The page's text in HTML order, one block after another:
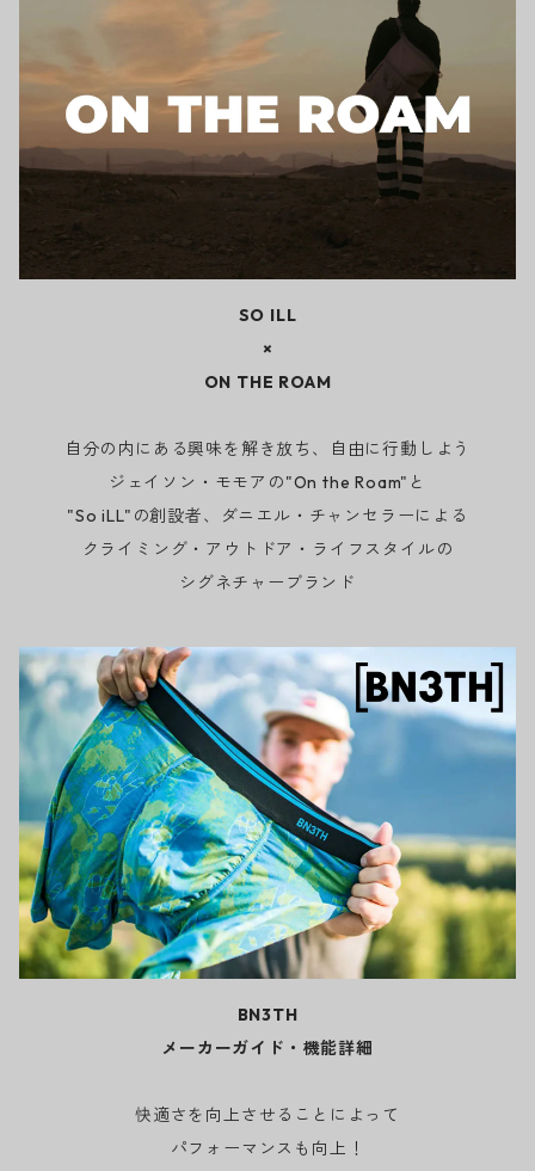
SO ILL
×
ON THE ROAM
自分の内にある興味を解き放ち、自由に行動しよう
ジェイソン・モモアの"On the Roam"と
"So iLL"の創設者、ダニエル・チャンセラーによる
クライミング・アウトドア・ライフスタイルの
シグネチャーブランド
BN3TH
メーカーガイド・機能詳細
快適さを向上させることによって
パフォーマンスも向上！